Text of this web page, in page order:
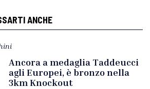
ANCHE
Ancora a medaglia Taddeucci
agli Europei, è bronzo nella
3km Knockout